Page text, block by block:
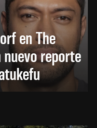
en The
nuevo reporte